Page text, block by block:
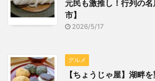
元民も激推し！行列の
市】
2026/5/17
グルメ
【ちょうじゃ屋】湖畔